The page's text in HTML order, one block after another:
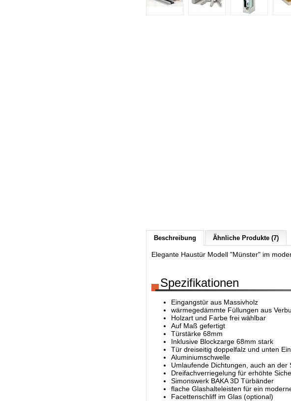
Beschreibung Ähnliche Produkte (7)
Elegante Haustür Modell "Münster" im
Spezifikationen
Eingangstür aus Massivholz
wärmegedämmte Füllungen aus
Holzart und Farbe frei wählbar
Auf Maß gefertigt
Türstärke 68mm
Inklusive Blockzarge 68mm stark
Tür dreiseitig doppelfalz und unten
Aluminiumschwelle
Umlaufende Dichtungen, auch an der
Dreifachverriegelung für erhöhte
Simonswerk BAKA 3D Türbänder
flache Glashalteleisten für ein
Facettenschliff im Glas (optional)